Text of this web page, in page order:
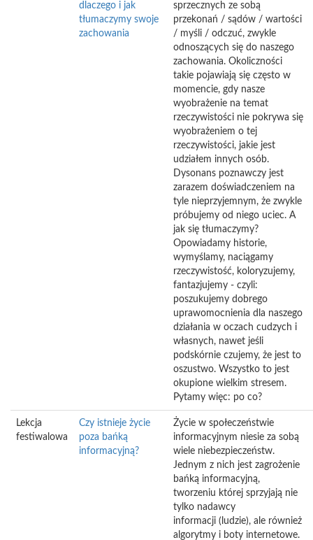
dlaczego i jak
tłumaczymy swoje
zachowania
sprzecznych ze sobą
przekonań / sądów / wartości
/ myśli / odczuć, zwykle
odnoszących się do naszego
zachowania. Okoliczności
takie pojawiają się często w
momencie, gdy nasze
wyobrażenie na temat
rzeczywistości nie pokrywa się
wyobrażeniem o tej
rzeczywistości, jakie jest
udziałem innych osób.
Dysonans poznawczy jest
zarazem doświadczeniem na
tyle nieprzyjemnym, że zwykle
próbujemy od niego uciec. A
jak się tłumaczymy?
Opowiadamy historie,
wymyślamy, naciągamy
rzeczywistość, koloryzujemy,
fantazjujemy - czyli:
poszukujemy dobrego
uprawomocnienia dla naszego
działania w oczach cudzych i
własnych, nawet jeśli
podskórnie czujemy, że jest to
oszustwo. Wszystko to jest
okupione wielkim stresem.
Pytamy więc: po co?
Lekcja
festiwalowa
Czy istnieje życie
poza bańką
informacyjną?
Życie w społeczeństwie
informacyjnym niesie za sobą
wiele niebezpieczeństw.
Jednym z nich jest zagrożenie
bańką informacyjną,
tworzeniu której sprzyjają nie
tylko nadawcy
informacji (ludzie), ale również
algorytmy i boty internetowe.